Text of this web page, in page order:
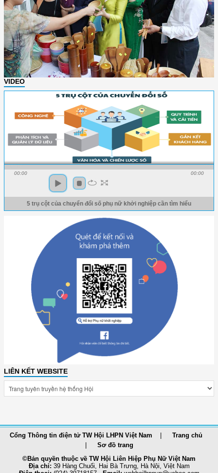
VIDEO
00:00 00:00
5 trụ cột của chuyển đổi số phụ nữ khởi nghiệp cần tìm hiểu
LIÊN KẾT WEBSITE
Cổng Thông tin điện tử TW Hội LHPN Việt Nam
Trang chủ
Sơ đồ trang
©Bản quyền thuộc về TW Hội Liên Hiệp Phụ Nữ Việt Nam
Địa chỉ: 39 Hàng Chuối, Hai Bà Trưng, Hà Nội, Việt Nam